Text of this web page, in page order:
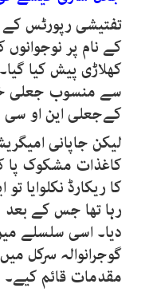
تفتیشی رپورٹس
کے نام پر نوجوانوں
کھلاڑی پیش کیا
سے منسوب جعلی
کےجعلی این او سی
لیکن جاپانی
کاغذات مشکوک پا
کا ریکارڈ نکلوایا
رہا تھا جس کے بعد
دیا۔ اسی سلسلے
گوجرانوالہ سرکل
مقدمات قائم کیے۔